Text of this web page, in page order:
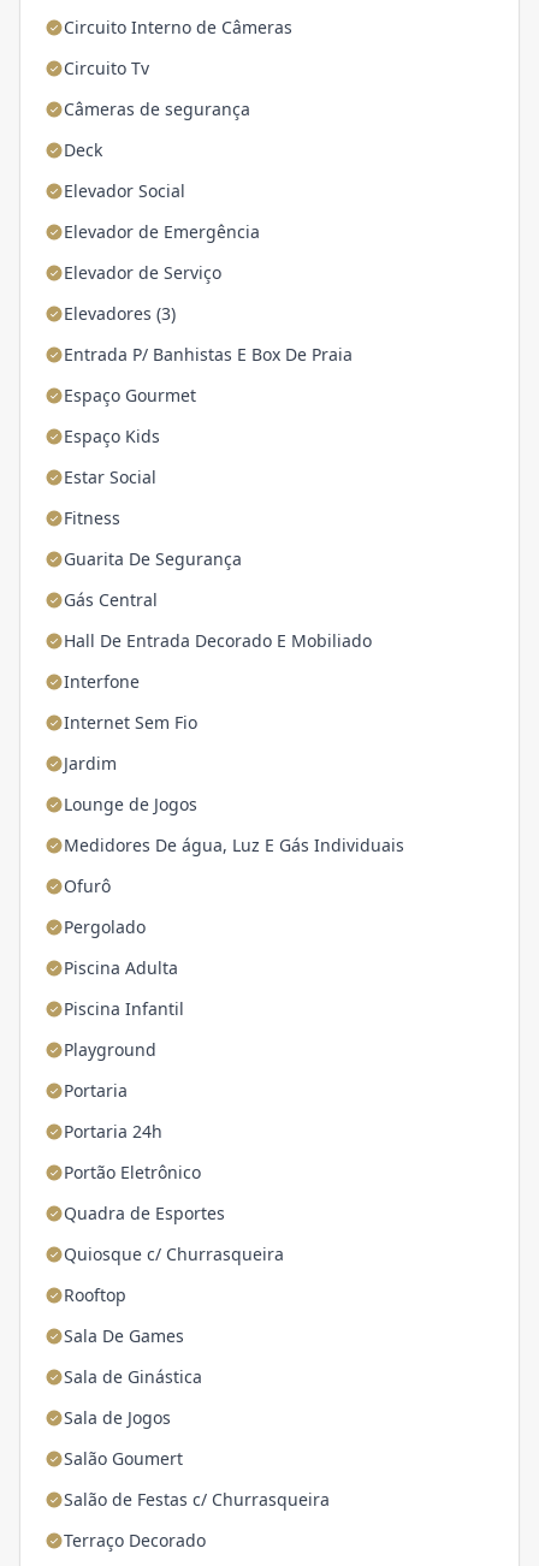
Circuito Interno de Câmeras
Circuito Tv
Câmeras de segurança
Deck
Elevador Social
Elevador de Emergência
Elevador de Serviço
Elevadores (3)
Entrada P/ Banhistas E Box De Praia
Espaço Gourmet
Espaço Kids
Estar Social
Fitness
Guarita De Segurança
Gás Central
Hall De Entrada Decorado E Mobiliado
Interfone
Internet Sem Fio
Jardim
Lounge de Jogos
Medidores De água, Luz E Gás Individuais
Ofurô
Pergolado
Piscina Adulta
Piscina Infantil
Playground
Portaria
Portaria 24h
Portão Eletrônico
Quadra de Esportes
Quiosque c/ Churrasqueira
Rooftop
Sala De Games
Sala de Ginástica
Sala de Jogos
Salão Goumert
Salão de Festas c/ Churrasqueira
Terraço Decorado